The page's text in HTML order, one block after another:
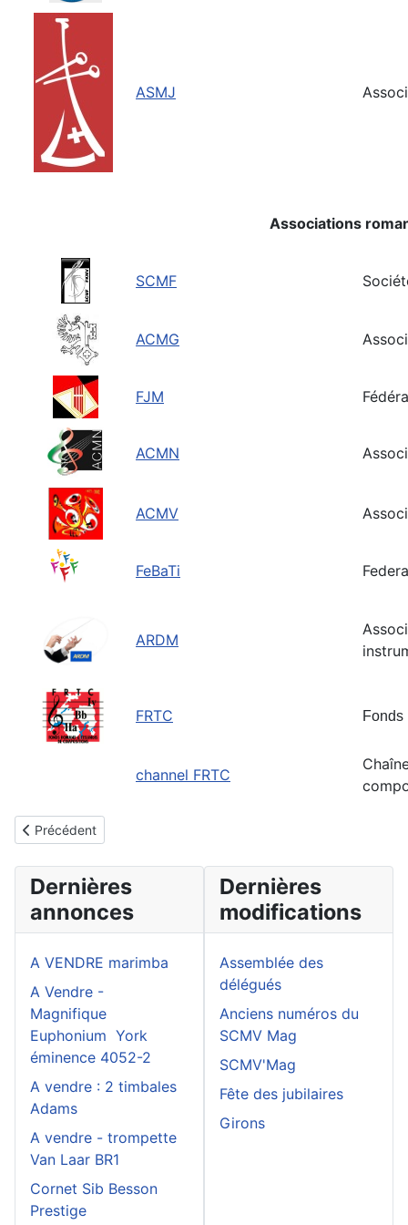
ASMJ
Associations
SCMF
ACMG
FJM
ACMN
ACMV
FeBaTi
ARDM
FRTC Fonds
channel FRTC
C
Article précédent : Présentation
Précédent
Dernières
annonces
A VENDRE marimba
A Vendre -
Magnifique
Euphonium York
éminence 4052-2
A vendre : 2 timbales
Adams
A vendre - trompette
Van Laar BR1
Cornet Sib Besson
Prestige
Dernières
modifications
Assemblée des
délégués
Anciens numéros du
SCMV Mag
SCMV'Mag
Fête des jubilaires
Girons